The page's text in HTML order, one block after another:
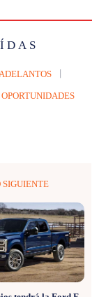
OPORTUNIDADES